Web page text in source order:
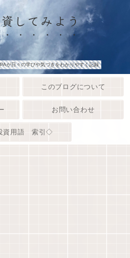
してみよう
が日々の学びや気づきをわかりやすく記録
このブログについて
お問い合わせ
資用語 索引◇